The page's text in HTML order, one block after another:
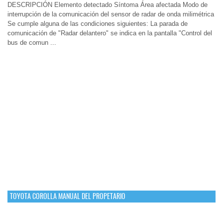
DESCRIPCIÓN Elemento detectado Síntoma Área afectada Modo de
interrupción de la comunicación del sensor de radar de onda milimétrica
Se cumple alguna de las condiciones siguientes: La parada de
comunicación de "Radar delantero" se indica en la pantalla "Control del
bus de comun ...
TOYOTA COROLLA MANUAL DEL PROPETARIO